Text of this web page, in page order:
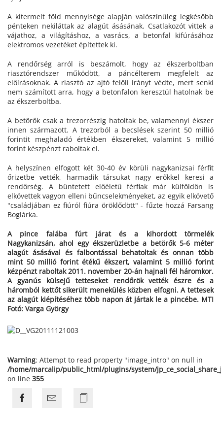
A kitermelt föld mennyisége alapján valószínűleg legkésőbb
pénteken nekiláttak az alagút ásásának. Csatlakozót vittek a
vájathoz, a világításhoz, a vasrács, a betonfal kifúrásához
elektromos vezetéket építettek ki.
A rendőrség arról is beszámolt, hogy az ékszerboltban
riasztórendszer működött, a páncélterem megfelelt az
előírásoknak. A riasztó az ajtó felőli irányt védte, mert senki
nem számított arra, hogy a betonfalon keresztül hatolnak be
az ékszerboltba.
A betörők csak a trezorrészig hatoltak be, valamennyi ékszer
innen származott. A trezorból a becslések szerint 50 millió
forintit meghaladó értékben ékszereket, valamint 5 millió
forint készpénzt raboltak el.
A helyszínen elfogott két 30-40 év körüli nagykanizsai férfit
őrizetbe vették, harmadik társukat nagy erőkkel keresi a
rendőrség. A büntetett előéletű férfiak már külföldön is
elkövettek vagyon elleni bűncselekményeket, az egyik elkövető
"családjában ez fiúról fiúra öröklődött" - fűzte hozzá Farsang
Boglárka.
A pince falába fúrt járat és a kihordott törmelék
Nagykanizsán, ahol egy ékszerüzletbe a betörők 5-6 méter
alagút ásásával és falbontással behatoltak és onnan több
mint 50 millió forint étékű ékszert, valamint 5 millió forint
kézpénzt raboltak 2011. november 20-án hajnali fél háromkor.
A gyanús külsejű tetteseket rendőrök vették észre és a
háromból kettőt sikerült menekülés közben elfogni. A tettesek
az alagút kiépítéséhez több napon át jártak le a pincébe. MTI
Fotó: Varga György
Warning: Attempt to read property "image_intro" on null in
/home/marcalip/public_html/plugins/system/
on line 355